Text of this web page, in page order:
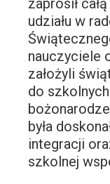
zaprosił
udziału w
nauczyciele
założyli
do
była
integracji
szkolnej